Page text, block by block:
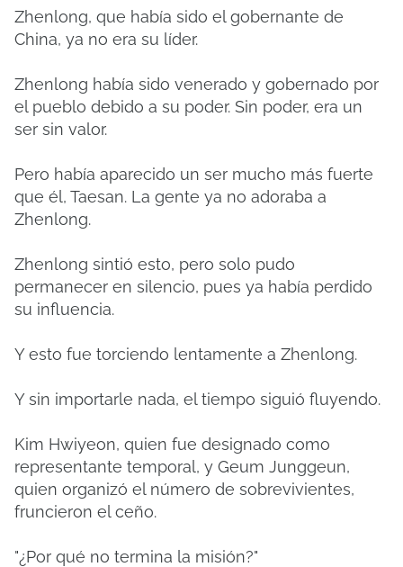
Zhenlong, que había sido el gobernante de
China, ya no era su líder.
Zhenlong había sido venerado y gobernado por
el pueblo debido a su poder. Sin poder, era un
ser sin valor.
Pero había aparecido un ser mucho más fuerte
que él, Taesan. La gente ya no adoraba a
Zhenlong.
Zhenlong sintió esto, pero solo pudo
permanecer en silencio, pues ya había perdido
su influencia.
Y esto fue torciendo lentamente a Zhenlong.
Y sin importarle nada, el tiempo siguió fluyendo.
Kim Hwiyeon, quien fue designado como
representante temporal, y Geum Junggeun,
quien organizó el número de sobrevivientes,
fruncieron el ceño.
"¿Por qué no termina la misión?"